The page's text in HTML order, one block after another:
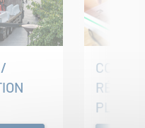
PLAN